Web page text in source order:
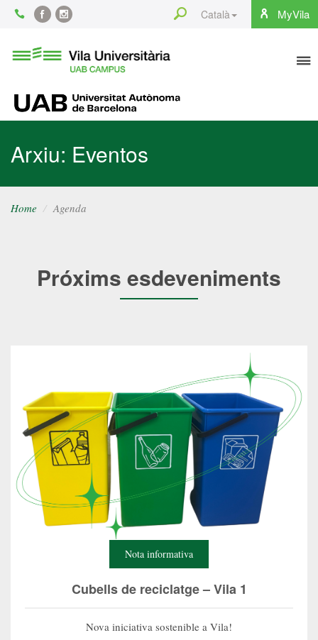
Content FacebookInstagram MyVila
Català
Search
Universitària
UAB
Arxiu: Eventos
Home Agenda
Próxims esdeveniments
Nota informativa
Cubells de reciclatge – Vila 1
Nova iniciativa sostenible a Vila!